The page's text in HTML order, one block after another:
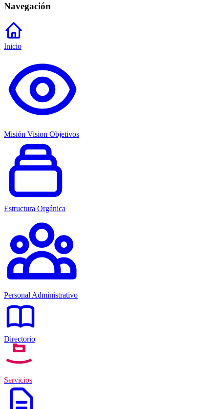
Navegación
Inicio
Misión Vision Objetivos
Estructura Orgánica
Personal Administrativo
Directorio
Servicios